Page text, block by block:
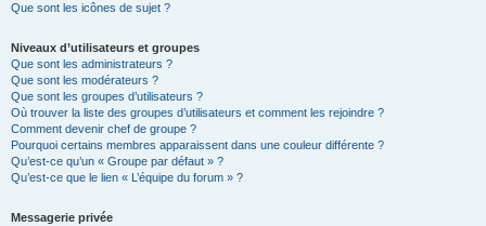
Que sont les icônes de sujet ?
Niveaux d’utilisateurs et groupes
Que sont les administrateurs ?
Que sont les modérateurs ?
Que sont les groupes d’utilisateurs ?
Où trouver la liste des groupes d’utilisateurs et comment les rejoindre ?
Comment devenir chef de groupe ?
Pourquoi certains membres apparaissent dans une couleur différente ?
Qu’est-ce qu’un « Groupe par défaut » ?
Qu’est-ce que le lien « L’équipe du forum » ?
Messagerie privée